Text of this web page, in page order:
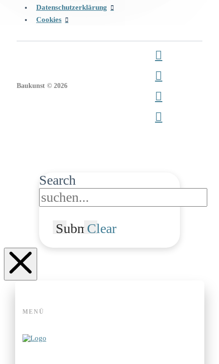
Datenschutzerklärung
Cookies
Baukunst © 2026
Search
SubmitClear
MENÜ